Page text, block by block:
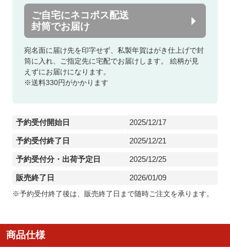
ご自宅にネコポス配送
封筒でお届け
宛名面に届け先を印字せず、私製年賀はがき仕上げで封
筒に入れ、ご指定先に宅配でお届けします。
絵柄が見
えずにお届けになります。
※送料330円がかかります
予約受付開始日 2025/12/17
予約受付終了日 2025/12/21
予約受付分・出荷予定日 2025/12/25
販売終了日 2026/01/09
※予約受付終了後は、販売終了日まで随時ご注文を承ります。
商品仕様